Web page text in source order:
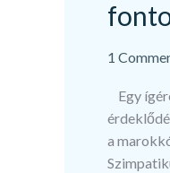
1
Egy
a